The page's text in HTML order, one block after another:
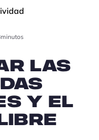
minutos
las
y el